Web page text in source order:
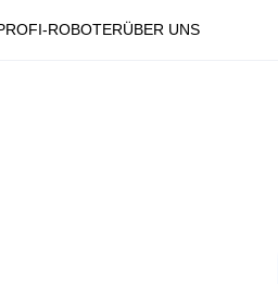
ROBOTERÜBER UNS